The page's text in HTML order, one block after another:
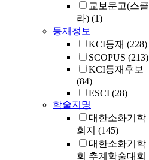
교보문고(스콜
라) (1)
등재정보
KCI등재 (228)
SCOPUS (213)
KCI등재후보
(84)
ESCI (28)
학술지명
대한소화기학
회지 (145)
대한소화기학
회 추계학술대회